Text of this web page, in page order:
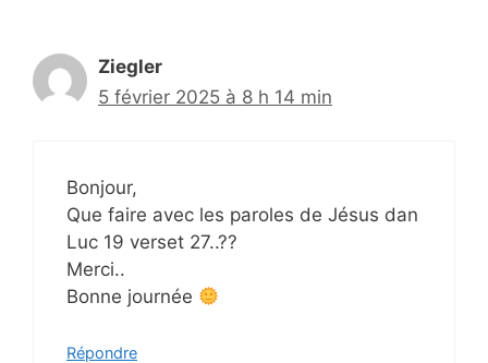
Ziegler
5 février 2025 à 8 h 14 min
Bonjour,
Que faire avec les paroles de Jésus dan
Luc 19 verset 27..??
Merci..
Bonne journée
Répondre